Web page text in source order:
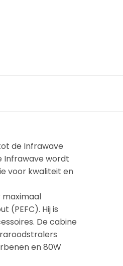
de Infrawave
Infrawave wordt
voor kwaliteit en
maximaal
(PEFC). Hij is
De cabine
en 80W